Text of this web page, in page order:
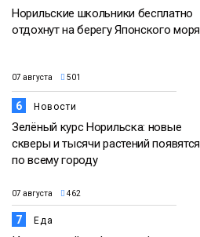
Норильские школьники бесплатно
отдохнут на берегу Японского моря
07 августа 501
6 Новости
Зелёный курс Норильска: новые
скверы и тысячи растений появятся
по всему городу
07 августа 462
7 Еда